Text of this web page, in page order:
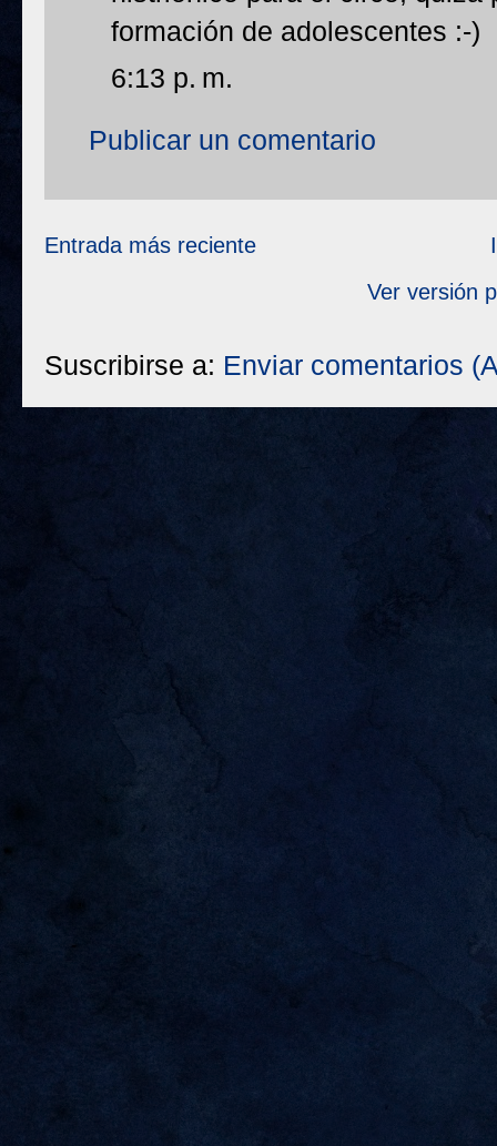
formación de adolescentes :-)
6:13 p. m.
Publicar un comentario
Entrada más reciente
Ver versión
Suscribirse a: Enviar comentarios